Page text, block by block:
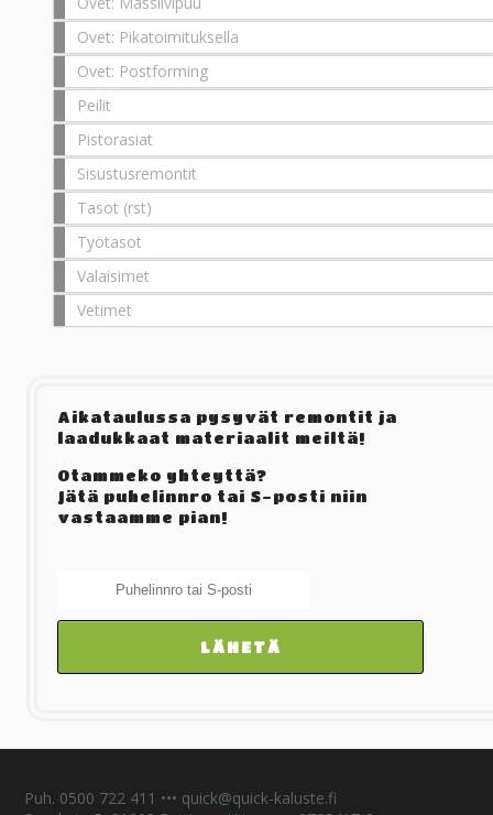
Ovet: Pikatoimituksella
Ovet: Postforming
Peilit
Pistorasiat
Sisustusremontit
Tasot (rst)
Työtasot
Valaisimet
Vetimet
Aikataulussa pysyvät remontit ja
laadukkaat materiaalit meiltä!
Otammeko yhteyttä?
Jätä puhelinnro tai S-posti niin
vastaamme pian!
Puh. 0500 722 411 ••• quick@quick-kaluste.fi